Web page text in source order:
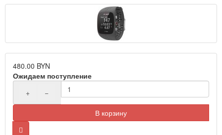
480.00 BYN
Ожидаем поступление
+
−
В корзину